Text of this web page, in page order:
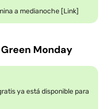
a medianoche [Link]
Monday
ya está disponible para